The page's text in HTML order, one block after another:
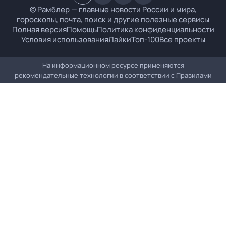
© Рамблер — главные новости России и мира,
гороскопы, почта, поиск и другие полезные сервисы
Полная версияПомощьПолитика конфиденциальности
Условия использованияЛайкиТоп-100Все проекты
На информационном ресурсе применяются
рекомендательные технологии в соответствии с Правилами